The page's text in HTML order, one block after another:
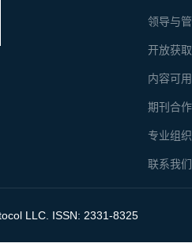
领导与
开放获
内容可
期刊合
专业组
联系我们
LLC. ISSN: 2331-8325